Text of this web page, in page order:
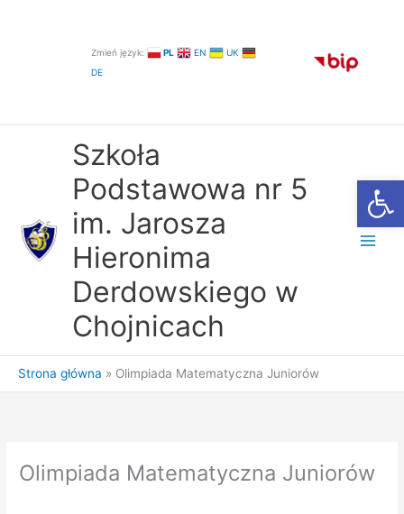
Zmień język: PL EN
UK
DE
Szkoła
Podstawowa nr 5
im. Jarosza
Hieronima
Derdowskiego w
Chojnicach
Strona główna Olimpiada Matematyczna Juniorów
Olimpiada Matematyczna Juniorów